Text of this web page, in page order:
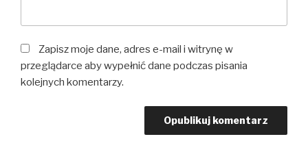
Zapisz moje dane, adres e-mail i witrynę w
przeglądarce aby wypełnić dane podczas pisania
kolejnych komentarzy.